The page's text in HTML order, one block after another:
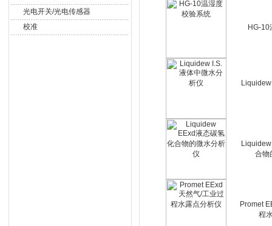
光电开关/光电传感器
校准
HG-10
合物
Promet
程